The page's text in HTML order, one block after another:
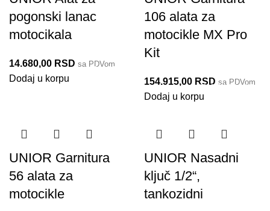
pogonski lanac
motocikala
14.680,00 RSD sa PDVom
Dodaj u korpu
3200/2BI
106 alata za
motocikle MX Pro
Kit
154.915,00 RSD sa PDVom
Dodaj u korpu
3700MX PROKIT
UNIOR Garnitura
56 alata za
motocikle
UNIOR Nasadni
ključ 1/2“,
tankozidni